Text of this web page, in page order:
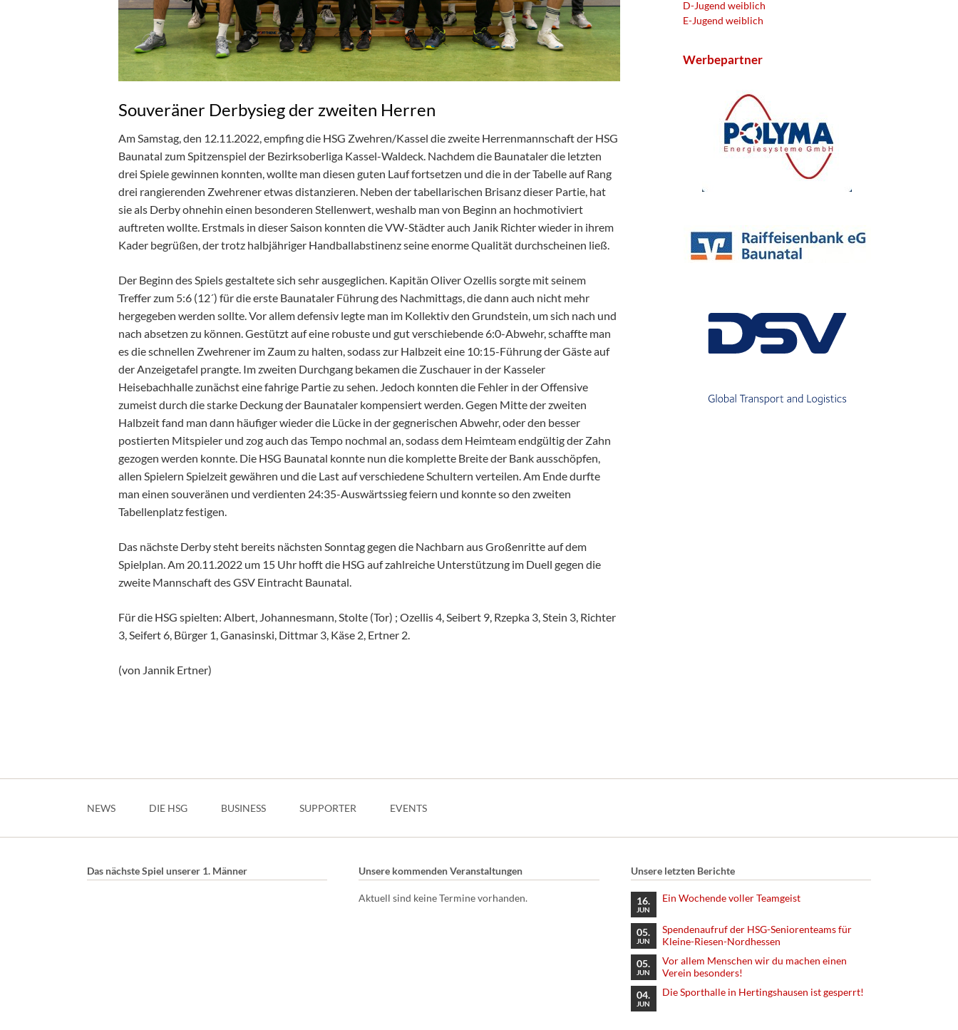
Souveräner Derbysieg der zweiten Herren
Am Samstag, den 12.11.2022, empfing die HSG Zwehren/Kassel die zweite Herrenmannschaft der HSG
Baunatal zum Spitzenspiel der Bezirksoberliga Kassel-Waldeck. Nachdem die Baunataler die letzten
drei Spiele gewinnen konnten, wollte man diesen guten Lauf fortsetzen und die in der Tabelle auf Rang
drei rangierenden Zwehrener etwas distanzieren. Neben der tabellarischen Brisanz dieser Partie, hat
sie als Derby ohnehin einen besonderen Stellenwert, weshalb man von Beginn an hochmotiviert
auftreten wollte. Erstmals in dieser Saison konnten die VW-Städter auch Janik Richter wieder in ihrem
Kader begrüßen, der trotz halbjähriger Handballabstinenz seine enorme Qualität durchscheinen ließ.
Der Beginn des Spiels gestaltete sich sehr ausgeglichen. Kapitän Oliver Ozellis sorgte mit seinem
Treffer zum 5:6 (12´) für die erste Baunataler Führung des Nachmittags, die dann auch nicht mehr
hergegeben werden sollte. Vor allem defensiv legte man im Kollektiv den Grundstein, um sich nach und
nach absetzen zu können. Gestützt auf eine robuste und gut verschiebende 6:0-Abwehr, schaffte man
es die schnellen Zwehrener im Zaum zu halten, sodass zur Halbzeit eine 10:15-Führung der Gäste auf
der Anzeigetafel prangte. Im zweiten Durchgang bekamen die Zuschauer in der Kasseler
Heisebachhalle zunächst eine fahrige Partie zu sehen. Jedoch konnten die Fehler in der Offensive
zumeist durch die starke Deckung der Baunataler kompensiert werden. Gegen Mitte der zweiten
Halbzeit fand man dann häufiger wieder die Lücke in der gegnerischen Abwehr, oder den besser
postierten Mitspieler und zog auch das Tempo nochmal an, sodass dem Heimteam endgültig der Zahn
gezogen werden konnte. Die HSG Baunatal konnte nun die komplette Breite der Bank ausschöpfen,
allen Spielern Spielzeit gewähren und die Last auf verschiedene Schultern verteilen. Am Ende durfte
man einen souveränen und verdienten 24:35-Auswärtssieg feiern und konnte so den zweiten
Tabellenplatz festigen.
Das nächste Derby steht bereits nächsten Sonntag gegen die Nachbarn aus Großenritte auf dem
Spielplan. Am 20.11.2022 um 15 Uhr hofft die HSG auf zahlreiche Unterstützung im Duell gegen die
zweite Mannschaft des GSV Eintracht Baunatal.
Für die HSG spielten: Albert, Johannesmann, Stolte (Tor) ; Ozellis 4, Seibert 9, Rzepka 3, Stein 3, Richter
3, Seifert 6, Bürger 1, Ganasinski, Dittmar 3, Käse 2, Ertner 2.
(von Jannik Ertner)
D-Jugend weiblich
E-Jugend weiblich
Werbepartner
NEWS DIE HSG BUSINESS SUPPORTER EVENTS
Das nächste Spiel unserer 1. Männer Unsere kommenden Veranstaltungen
Aktuell sind keine Termine vorhanden.
Unsere letzten Berichte
16.
JUN
Ein Wochende voller Teamgeist
05.
JUN
Spendenaufruf der HSG-Seniorenteams für
Kleine-Riesen-Nordhessen
05.
JUN
Vor allem Menschen wir du machen einen
Verein besonders!
04.
JUN
Die Sporthalle in Hertingshausen ist gesperrt!